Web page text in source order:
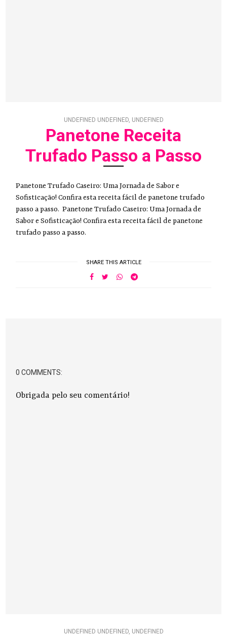
UNDEFINED UNDEFINED, UNDEFINED
Panetone Receita
Trufado Passo a Passo
Panetone Trufado Caseiro: Uma Jornada de Sabor e
Sofisticação! Confira esta receita fácil de panetone trufado
passo a passo. Panetone Trufado Caseiro: Uma Jornada de
Sabor e Sofisticação! Confira esta receita fácil de panetone
trufado passo a passo.
SHARE THIS ARTICLE
0 COMMENTS:
Obrigada pelo seu comentário!
UNDEFINED UNDEFINED, UNDEFINED